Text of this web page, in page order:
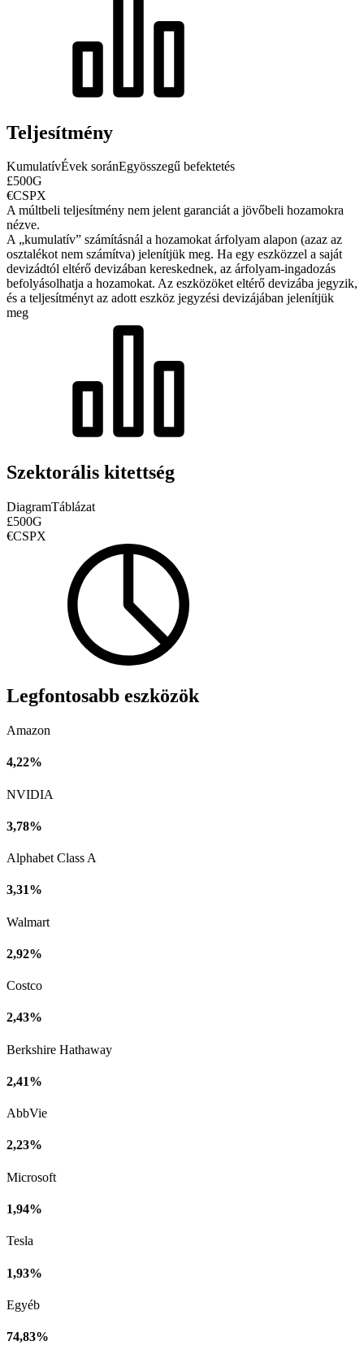
Teljesítmény
KumulatívÉvek soránEgyösszegű befektetés
£500G
€CSPX
A múltbeli teljesítmény nem jelent garanciát a jövőbeli hozamokra
nézve.
A „kumulatív” számításnál a hozamokat árfolyam alapon (azaz az
osztalékot nem számítva) jelenítjük meg. Ha egy eszközzel a saját
devizádtól eltérő devizában kereskednek, az árfolyam-ingadozás
befolyásolhatja a hozamokat. Az eszközöket eltérő devizába jegyzik,
és a teljesítményt az adott eszköz jegyzési devizájában jelenítjük
meg
Szektorális kitettség
DiagramTáblázat
£500G
€CSPX
Legfontosabb eszközök
Amazon
4,22%
NVIDIA
3,78%
Alphabet Class A
3,31%
Walmart
2,92%
Costco
2,43%
Berkshire Hathaway
2,41%
AbbVie
2,23%
Microsoft
1,94%
Tesla
1,93%
Egyéb
74,83%